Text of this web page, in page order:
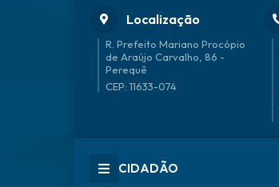
Localização
R. Prefeito Mariano Procópio
de Araújo Carvalho, 86 -
Perequê
CEP: 11633-074
CIDADÃO